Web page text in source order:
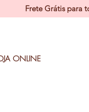
Frete Grátis para
ONLINE